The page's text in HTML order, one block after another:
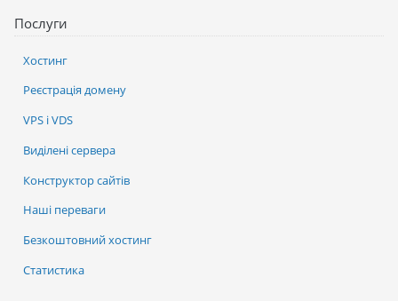
Послуги
Хостинг
Реєстрація домену
VPS і VDS
Виділені сервера
Конструктор сайтів
Наші переваги
Безкоштовний хостинг
Статистика